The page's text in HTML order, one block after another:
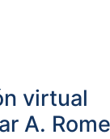
virtual
A.